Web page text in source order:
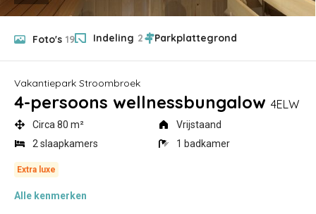
Foto's 19 Indeling 2
Vakantiepark Stroombroek
4-persoons wellnessbungalow 4ELW
Circa 80 m²
Vrijstaand
2 slaapkamers
1 badkamer
Alle kenmerken